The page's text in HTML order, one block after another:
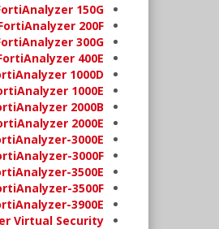
150G
200F
300G
400E
1000D
1000E
2000B
2000E
3000E
3000F
3500E
3500F
3900E
Virtual Security